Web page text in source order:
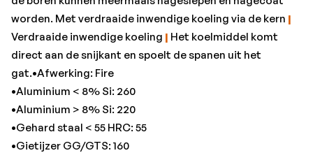
•Schacht-Ø d2 = h6: 6 mm
•Spiraallengte: 28 mm
•Staal < 1.000 N/mm²: 120
•Staal < 1.400 N/mm²: 105
•Staal < 1.400 N/mm² f: 0,1 mm/omw.
•Staal < 700 N/mm²: 130
•Titanium > 850 N/mm²: 45
•Totale lengte: 66 mm
worden. Met verdraaide inwendige koeling via de kern |
Verdraaide inwendige koeling | Het koelmiddel komt
direct aan de snijkant en spoelt de spanen uit het
gat.•Afwerking: Fire
•Aluminium < 8% Si: 260
•Aluminium > 8% Si: 220
•Gehard staal < 55 HRC: 55
•Gietijzer GG/GTS: 160